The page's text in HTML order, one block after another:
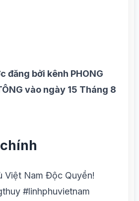
đăng bởi kênh PHONG
vào ngày 15 Tháng 8
Việt Nam Độc Quyền!
#linhphuvietnam